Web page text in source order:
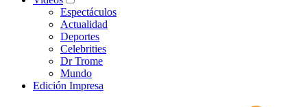
Espectáculos
Actualidad
Deportes
Celebrities
Dr Trome
Mundo
Edición Impresa